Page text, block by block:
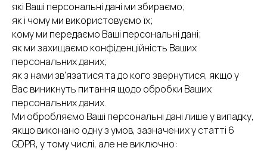
які Ваші персональні дані ми збираємо;
як і чому ми використовуємо їх;
кому ми передаємо Ваші персональні дані;
як ми захищаємо конфіденційність Ваших
персональних даних;
як з нами зв'язатися та до кого звернутися, якщо у
Вас виникнуть питання щодо обробки Ваших
персональних даних.
Ми обробляємо Ваші персональні дані лише у випадку,
якщо виконано одну з умов, зазначених у статті 6
GDPR, у тому числі, але не виключно: